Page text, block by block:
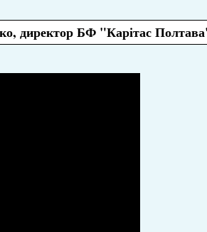
директор БФ "Карітас